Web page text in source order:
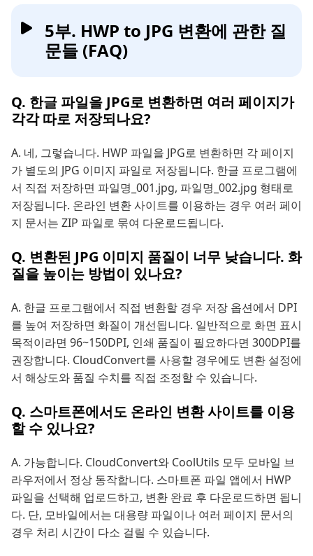
5부. HWP to JPG 변환에 관한 질
문들 (FAQ)
Q. 한글 파일을 JPG로 변환하면 여러 페이지가
각각 따로 저장되나요?
A. 네, 그렇습니다. HWP 파일을 JPG로 변환하면 각 페이지
가 별도의 JPG 이미지 파일로 저장됩니다. 한글 프로그램에
서 직접 저장하면 파일명_001.jpg, 파일명_002.jpg 형태로
저장됩니다. 온라인 변환 사이트를 이용하는 경우 여러 페이
지 문서는 ZIP 파일로 묶여 다운로드됩니다.
Q. 변환된 JPG 이미지 품질이 너무 낮습니다. 화
질을 높이는 방법이 있나요?
A. 한글 프로그램에서 직접 변환할 경우 저장 옵션에서 DPI
를 높여 저장하면 화질이 개선됩니다. 일반적으로 화면 표시
목적이라면 96~150DPI, 인쇄 품질이 필요하다면 300DPI를
권장합니다. CloudConvert를 사용할 경우에도 변환 설정에
서 해상도와 품질 수치를 직접 조정할 수 있습니다.
Q. 스마트폰에서도 온라인 변환 사이트를 이용
할 수 있나요?
A. 가능합니다. CloudConvert와 CoolUtils 모두 모바일 브
라우저에서 정상 동작합니다. 스마트폰 파일 앱에서 HWP
파일을 선택해 업로드하고, 변환 완료 후 다운로드하면 됩니
다. 단, 모바일에서는 대용량 파일이나 여러 페이지 문서의
경우 처리 시간이 다소 걸릴 수 있습니다.